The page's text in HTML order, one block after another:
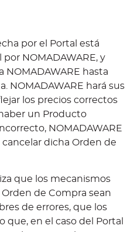
por el Portal está
NOMADAWARE, y
NOMADAWARE hasta
NOMADAWARE hará sus
los precios correctos
un Producto
NOMADAWARE
dicha Orden de
que los mecanismos
de Compra sean
de errores, que los
que, en el caso del Portal